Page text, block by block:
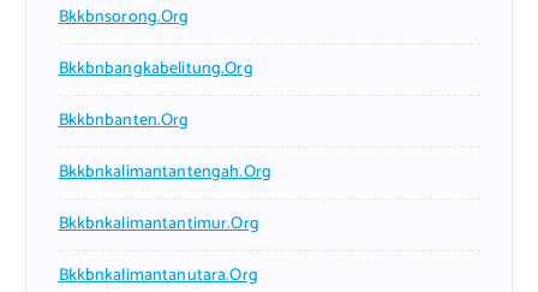
Bkkbnsorong.org
Bkkbnbangkabelitung.org
Bkkbnbanten.org
Bkkbnkalimantantengah.org
Bkkbnkalimantantimur.org
Bkkbnkalimantanutara.org